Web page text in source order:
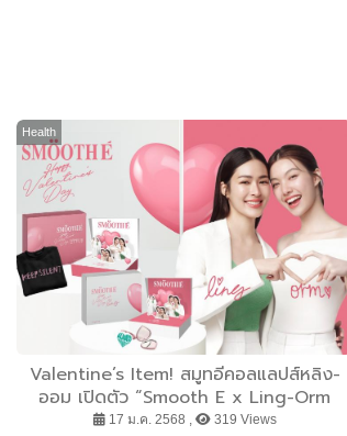
Health
Valentine’s Item! สมูทอีคอลแลปส์หลิง-
ออม เปิดตัว “Smooth E x Ling-Orm
Exclusive Valentine’s Box Set” ชวนดูแล
17 ม.ค. 2568 , 319 Views